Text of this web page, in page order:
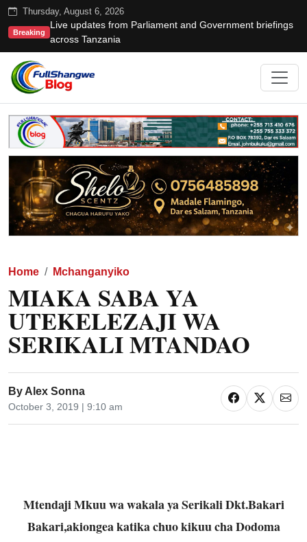
Thursday, August 6, 2026
Breaking
Live updates from Parliament and Government briefings
across Tanzania
Home Mchanganyiko
MIAKA SABA YA
UTEKELEZAJI WA
SERIKALI MTANDAO
By Alex Sonna
October 3, 2019 | 9:10 am
Mtendaji Mkuu wa wakala ya Serikali Dkt.Bakari
Bakari,akiongea katika chuo kikuu cha Dodoma